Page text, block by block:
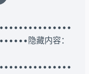
隐藏内容：